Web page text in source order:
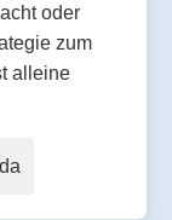
oder
zum
alleine